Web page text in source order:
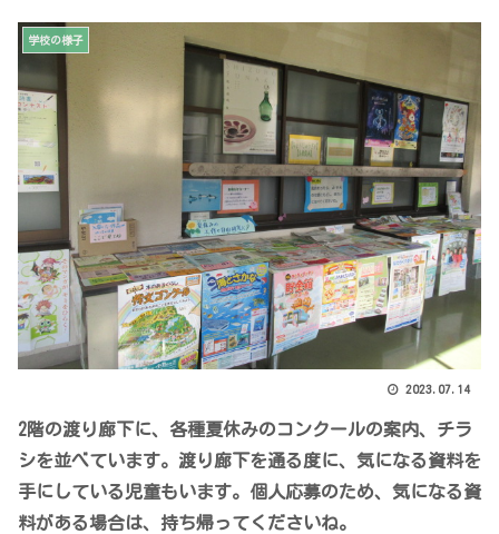
学校の様子
2023.07.14
2階の渡り廊下に、各種夏休みのコンクールの案内、チラ
シを並べています。渡り廊下を通る度に、気になる資料を
手にしている児童もいます。個人応募のため、気になる資
料がある場合は、持ち帰ってくださいね。